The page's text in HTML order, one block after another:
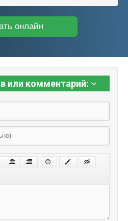
онлайн
или комментарий: